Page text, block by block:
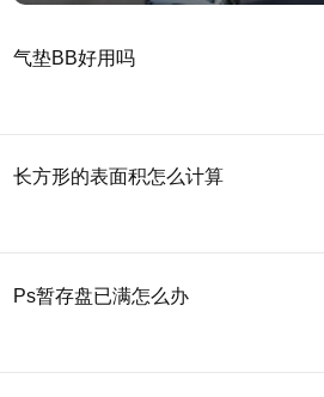
气垫BB好用吗
长方形的表面积怎么计算
Ps暂存盘已满怎么办